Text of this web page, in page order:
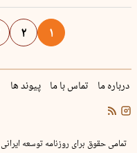
۱ ۲
درباره ما تماس با ما پیوند ها
تمامی حقوق برای روزنامه توسعه ایرانی